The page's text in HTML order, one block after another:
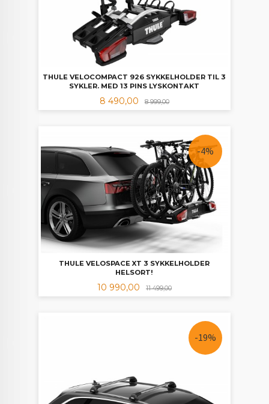
THULE VELOCOMPACT 926 SYKKELHOLDER TIL 3
SYKLER. MED 13 PINS LYSKONTAKT
Tilbud
8 490,00 8 999,00Rabatt
THULE VELOSPACE XT 3 SYKKELHOLDER
HELSORT!
Tilbud
10 990,00 11 499,00Rabatt
-4%
-19%